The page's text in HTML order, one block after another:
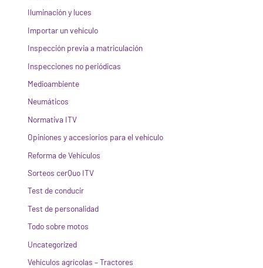
Iluminación y luces
Importar un vehículo
Inspección previa a matriculación
Inspecciones no periódicas
Medioambiente
Neumáticos
Normativa ITV
Opiniones y accesiorios para el vehículo
Reforma de Vehículos
Sorteos cerQuo ITV
Test de conducir
Test de personalidad
Todo sobre motos
Uncategorized
Vehículos agrícolas – Tractores